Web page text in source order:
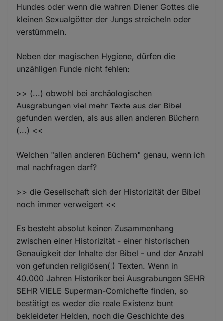
Hundes oder wenn die wahren Diener Gottes die
kleinen Sexualgötter der Jungs streicheln oder
verstümmeln.
Neben der magischen Hygiene, dürfen die
unzähligen Funde nicht fehlen:
>> (...) obwohl bei archäologischen
Ausgrabungen viel mehr Texte aus der Bibel
gefunden werden, als aus allen anderen Büchern
(...) <<
Welchen "allen anderen Büchern" genau, wenn ich
mal nachfragen darf?
>> die Gesellschaft sich der Historizität der Bibel
noch immer verweigert <<
Es besteht absolut keinen Zusammenhang
zwischen einer Historizität - einer historischen
Genauigkeit der Inhalte der Bibel - und der Anzahl
von gefunden religiösen(!) Texten. Wenn in
40.000 Jahren Historiker bei Ausgrabungen SEHR
SEHR VIELE Superman-Comichefte finden, so
bestätigt es weder die reale Existenz bunt
bekleideter Helden, noch die Geschichte des